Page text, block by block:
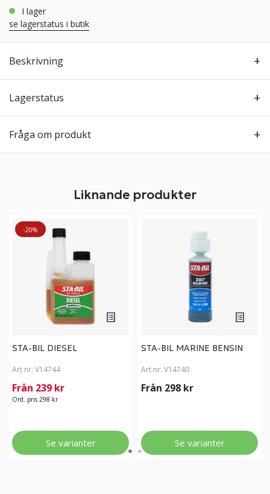
i lager
se lagerstatus i butik
Beskrivning
Lagerstatus
Fråga om produkt
Liknande produkter
-20%
STA-BIL DIESEL
Art nr: V14744
Från 239 kr
Ord. pris 298 kr
Se varianter
STA-BIL MARINE BENSIN
Art nr: V14740
Från 298 kr
Se varianter